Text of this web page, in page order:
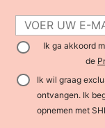
Ik ga akkoord
de
Ik wil graag
ontvangen. Ik
opnemen met